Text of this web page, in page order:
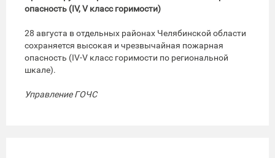
опасность (IV, V класс горимости)
28 августа в отдельных районах Челябинской области
сохраняется высокая и чрезвычайная пожарная
опасность (IV-V класс горимости по региональной
шкале).
Управление ГОЧС